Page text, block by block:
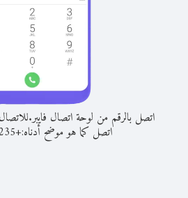
اتصل بالرقم من لوحة اتصال فايبر.
اتصل كما هو موضح أدناه:+